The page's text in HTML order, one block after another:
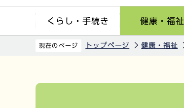
くらし・手続き 健康・福祉
現在のページ トップページ 健康・福祉